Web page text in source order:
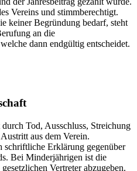
Vereins und stimmberechtigt.
keiner Begründung bedarf, steht
an die
dann endgültig entscheidet.
Tod, Ausschluss, Streichung
aus dem Verein.
Erklärung gegenüber
Bei Minderjährigen ist die
Vertreter abzugeben.